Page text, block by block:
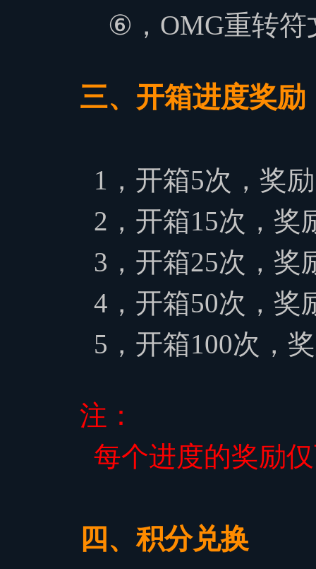
⑥， OMG重转
三、开箱进度奖励
1，开箱5次，奖
2， 开箱15次，奖
3， 开箱25次，奖
4， 开箱50次，奖
5， 开箱100次，
注：
每个进度的奖励
四、积分兑换